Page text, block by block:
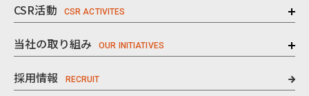
CSR活動
当社の取り組み
採用情報